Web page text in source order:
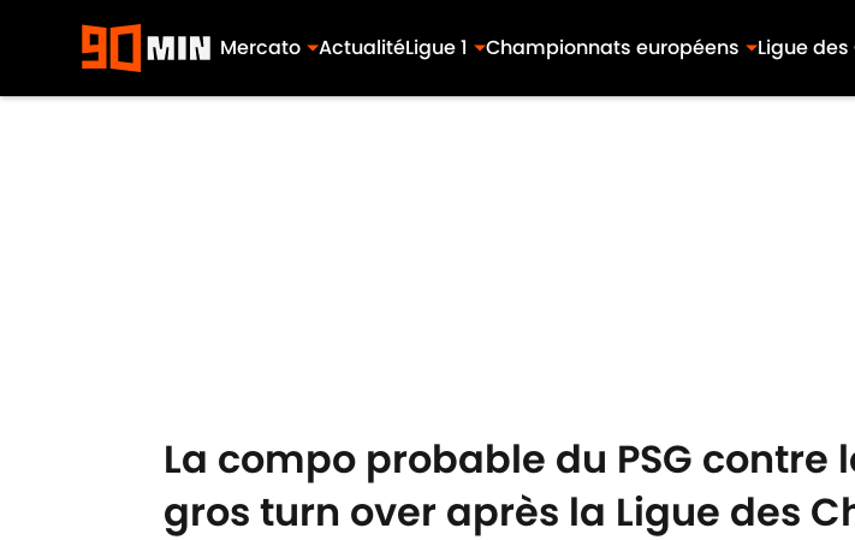
Mercato ActualitéLigue 1 Championnats européens Ligue
La compo probable du PSG contre
gros turn over après la Ligue des